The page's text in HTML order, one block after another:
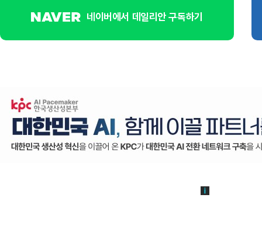
네이버에서 데일리안 구독하기